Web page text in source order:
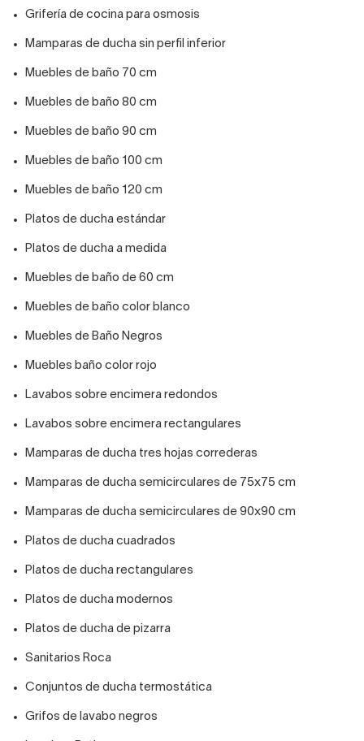
Grifería de cocina para osmosis
Mamparas de ducha sin perfil inferior
Muebles de baño 70 cm
Muebles de baño 80 cm
Muebles de baño 90 cm
Muebles de baño 100 cm
Muebles de baño 120 cm
Platos de ducha estándar
Platos de ducha a medida
Muebles de baño de 60 cm
Muebles de baño color blanco
Muebles de Baño Negros
Muebles baño color rojo
Lavabos sobre encimera redondos
Lavabos sobre encimera rectangulares
Mamparas de ducha tres hojas correderas
Mamparas de ducha semicirculares de 75x75 cm
Mamparas de ducha semicirculares de 90x90 cm
Platos de ducha cuadrados
Platos de ducha rectangulares
Platos de ducha modernos
Platos de ducha de pizarra
Sanitarios Roca
Conjuntos de ducha termostática
Grifos de lavabo negros